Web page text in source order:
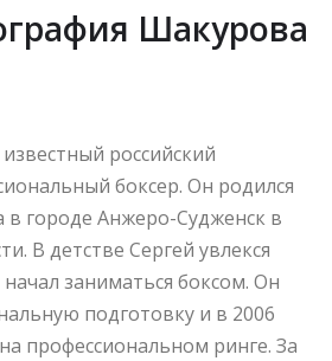
Шакурова
российский
боксер. Он родился
в городе Анжеро-Судженск в
В детстве Сергей увлекся
заниматься боксом. Он
подготовку и в 2006
профессиональном ринге. За